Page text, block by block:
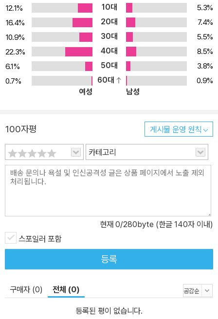
12.1% 10대
5.3%
16.4%
20대
7.4%
10.9%
30대
5.5%
22.3%
40대
8.5%
6.1%
50대
3.8%
0.7%
60대
0.9%
여성
남성
100자평 게시물 운영 원칙
카테고리
현재 0/280byte (한글 140자 이내)
스포일러 포함
등록
구매자 (0) 전체 (0)
등록된 평이 없습니다.